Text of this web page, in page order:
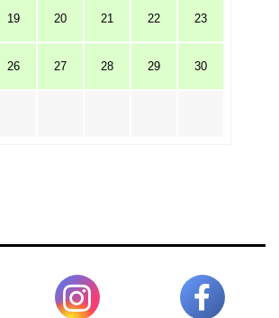
19 20 21 22 23
26 27 28 29 30